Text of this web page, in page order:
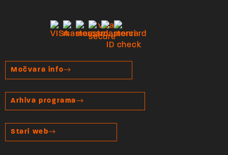
Močvara info
Arhiva programa
Stari web